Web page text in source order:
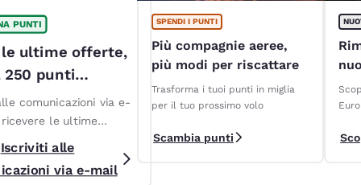
PUNTI
ultime offerte,
punti
comunicazioni via e-
le ultime
riservate ai
Termini e
Iscriviti alle
via e-mail
SPENDI I PUNTI
Più compagnie aeree,
più modi per riscattare
Trasforma i tuoi punti in miglia
per il tuo prossimo volo
Scambia punti